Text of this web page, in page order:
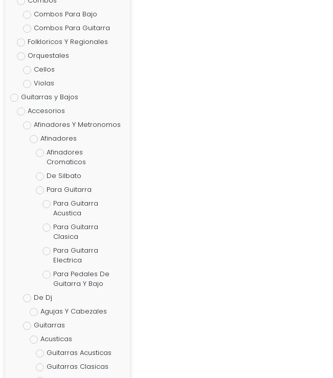
Combos Para Bajo
Combos Para Guitarra
Folkloricos Y Regionales
Orquestales
Cellos
Violas
Guitarras y Bajos
Accesorios
Afinadores Y Metronomos
Afinadores
Afinadores
Cromaticos
De Silbato
Para Guitarra
Para Guitarra
Acustica
Para Guitarra
Clasica
Para Guitarra
Electrica
Para Pedales De
Guitarra Y Bajo
De Dj
Agujas Y Cabezales
Guitarras
Acusticas
Guitarras Acusticas
Guitarras Clasicas